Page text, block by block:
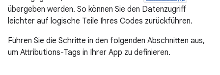
übergeben werden. So können Sie den Datenzugriff
leichter auf logische Teile Ihres Codes zurückführen.
Führen Sie die Schritte in den folgenden Abschnitten aus,
um Attributions-Tags in Ihrer App zu definieren.